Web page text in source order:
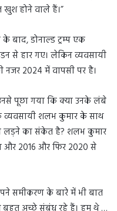
होने वाले हैं।”
बाद, डोनाल्ड ट्रम्प एक
से हार गए। लेकिन व्यवसायी
नजर 2024 में वापसी पर है।
पूछा गया कि क्या उनके लंबे
शलभ कुमार के साथ
लड़ने का संकेत है? शलभ कुमार
और 2016 और फिर 2020 से
अपने समीकरण के बारे में भी बात